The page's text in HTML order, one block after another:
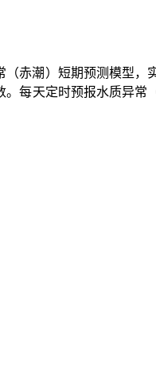
赤潮）短期预测模型，
每天定时预报水质异常